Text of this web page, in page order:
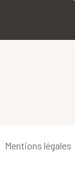
Mentions légales